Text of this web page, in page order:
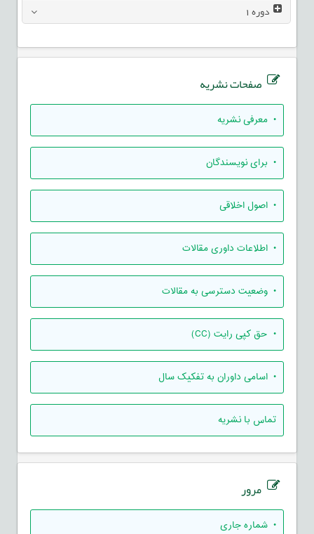
دوره1
صفحات نشریه
• معرفی نشریه
• برای نویسندگان
• اصول اخلاقی
• اطلاعات داوری مقالات
• وضعیت دسترسی به مقالات
• حق کپی رایت (CC)
• اسامی داوران به تفکیک سال
تماس با نشریه
مرور
• شماره جاری